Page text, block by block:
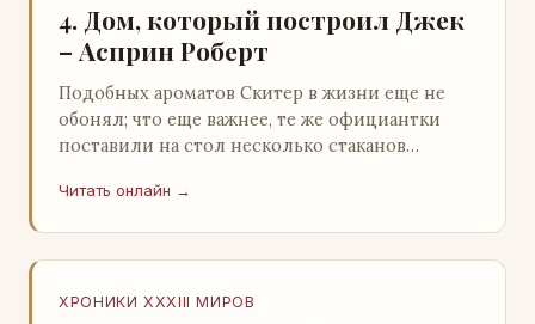
4. Дом, который построил Джек
– Асприн Роберт
Подобных ароматов Скитер в жизни еще не
обонял; что еще важнее, те же официантки
поставили на стол несколько стаканов
Скитер опрокин…
Читать онлайн →
ХРОНИКИ XXXIII МИРОВ